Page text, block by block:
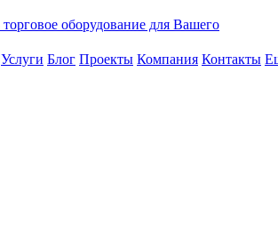
Услуги Блог Проекты Компания Контакты